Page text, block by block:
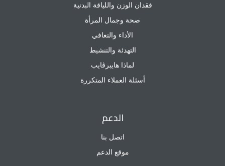
فقدان الوزن واللياقة البدنية
صحة وجمال المرأة
الأداء والتعافي
التهدئة والتنشيط
لماذا هايبرڤايب
أسئلة العملاء المتكررة
الدعم
اتصل بنا
موقع الدعم